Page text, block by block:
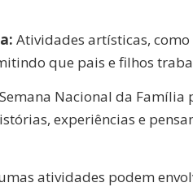
Atividades artísticas,
que pais e filhos
Nacional da
experiências e
atividades podem